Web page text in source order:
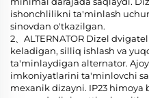
ishonchlilikni ta'minlash
sinovdan o'tkazilgan.
2、ALTERNATOR Dizel
keladigan, silliq ishlash va
ta'minlaydigan alternator.
imkoniyatlarini ta'minlovchi
mexanik dizayni. IP23 himoya